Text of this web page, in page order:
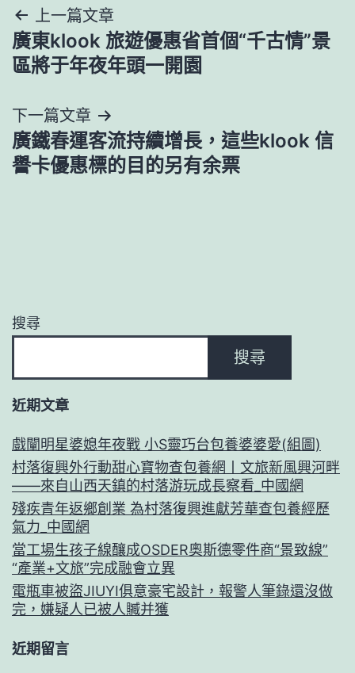
文
章
覽
上一篇文章
廣東klook 旅遊優惠省首個“千古情”景
區將于年夜年頭一開園
下一篇文章
廣鐵春運客流持續增長，這些klook 信
譽卡優惠標的目的另有余票
搜尋
搜尋
近期文章
戲闡明星婆媳年夜戰 小S靈巧台包養婆婆愛(組圖)
村落復興外行動甜心寶物查包養網丨文旅新風興河畔
——來自山西天鎮的村落游玩成長察看_中國網
殘疾青年返鄉創業 為村落復興進獻芳華查包養經歷
氣力_中國網
當工場生孩子線釀成OSDER奧斯德零件商“景致線”
“產業+文旅”完成融會立異
電瓶車被盜JIUYI俱意豪宅設計，報警人筆錄還沒做
完，嫌疑人已被人贓并獲
近期留言